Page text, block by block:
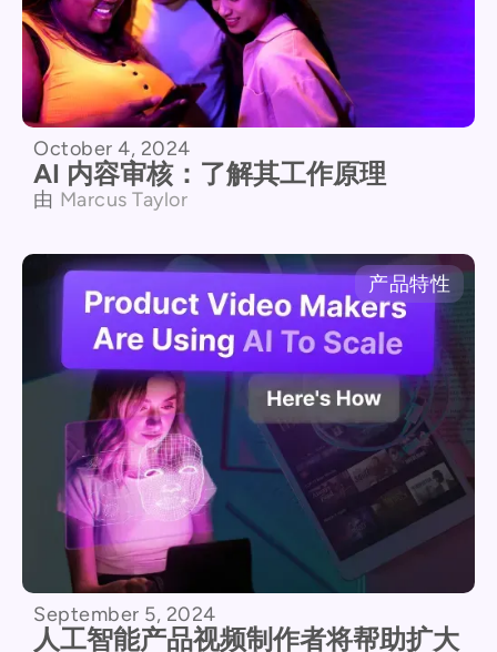
October 4, 2024
AI 内容审核：了解其工作原理
由 Marcus Taylor
产品特性
September 5, 2024
人工智能产品视频制作者将帮助扩大